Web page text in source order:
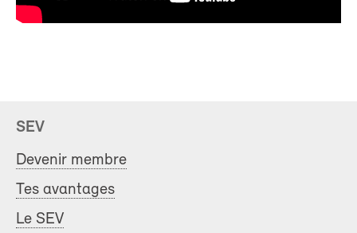
SEV
Devenir membre
Tes avantages
Le SEV